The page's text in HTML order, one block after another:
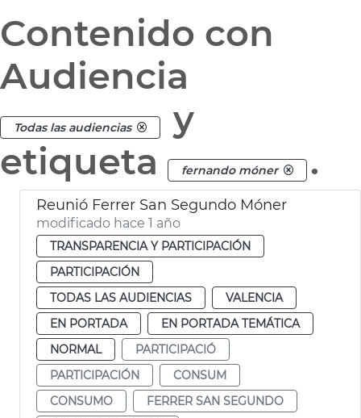
Contenido con
Audiencia
Todas las audiencias
y
etiqueta
fernando móner .
Reunió Ferrer San Segundo Móner
modificado hace 1 año
TRANSPARENCIA Y PARTICIPACIÓN
PARTICIPACIÓN
TODAS LAS AUDIENCIAS
VALENCIA
EN PORTADA
EN PORTADA TEMÁTICA
NORMAL
PARTICIPACIÓ
PARTICIPACIÓN
CONSUM
CONSUMO
FERRER SAN SEGUNDO